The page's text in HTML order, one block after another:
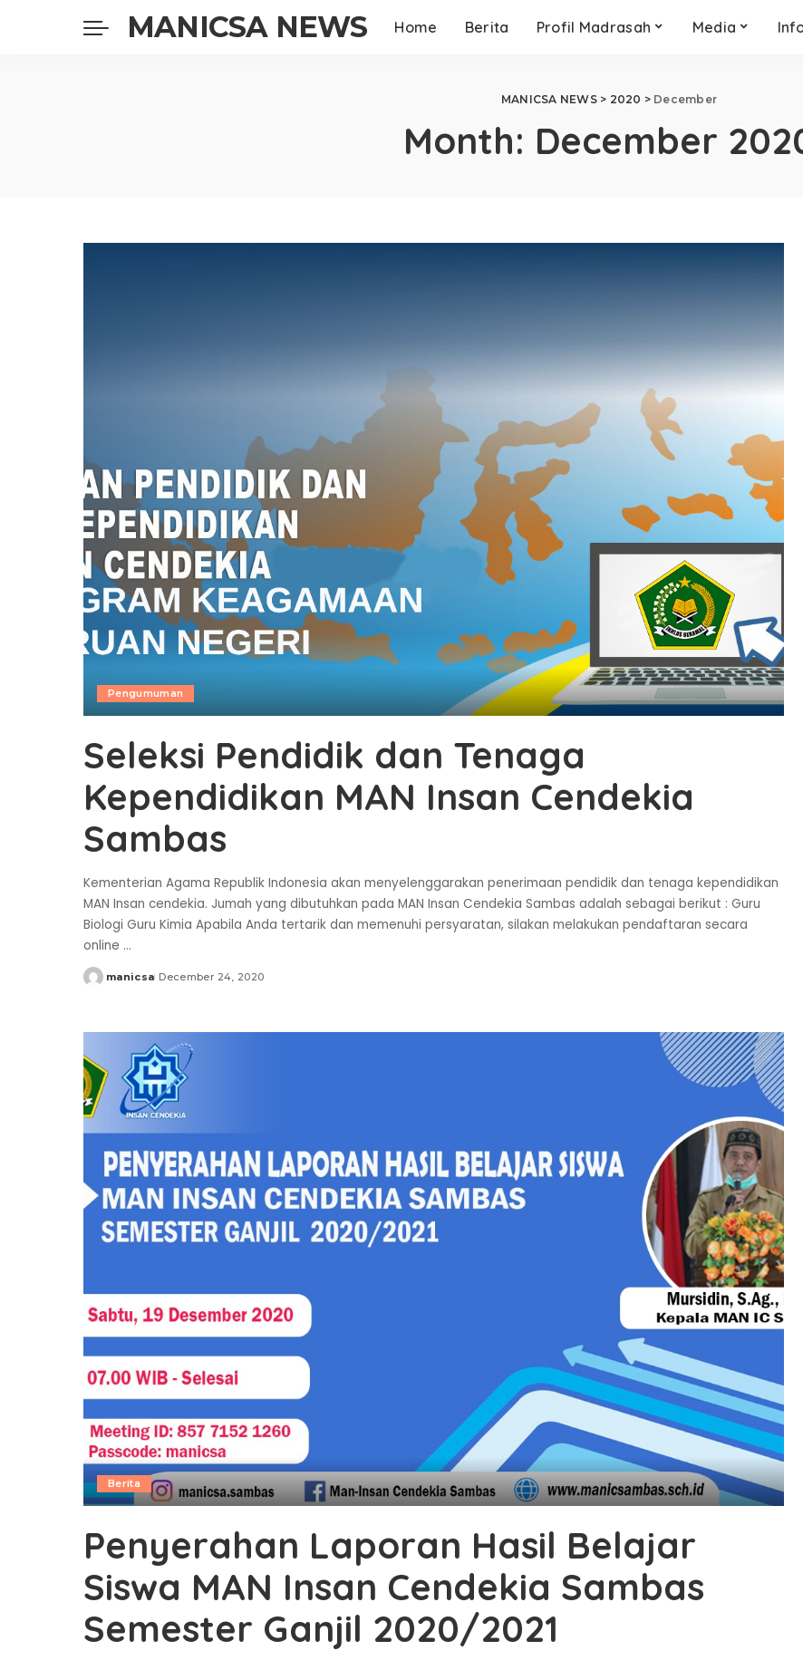
MANICSA NEWS Home Berita Profil Madrasah Media
MANICSA NEWS> 2020 > December
Month: December
Pengumuman
Seleksi Pendidik dan Tenaga
Kependidikan MAN Insan Cendekia
Sambas
Kementerian Agama Republik Indonesia akan menyelenggarakan penerimaan pendidik dan tenaga kependidikan
MAN Insan cendekia. Jumah yang dibutuhkan pada MAN Insan Cendekia Sambas adalah sebagai berikut : Guru
Biologi Guru Kimia Apabila Anda tertarik dan memenuhi persyaratan, silakan melakukan pendaftaran secara
online ...
Posted
manicsa December 24, 2020
Berita
Penyerahan Laporan Hasil Belajar
Siswa MAN Insan Cendekia Sambas
Semester Ganjil 2020/2021